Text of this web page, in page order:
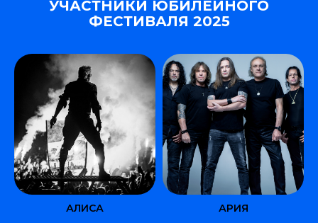
УЧАСТНИКИ ЮБИЛЕЙНОГО
ФЕСТИВАЛЯ 2025
АЛИСА АРИЯ